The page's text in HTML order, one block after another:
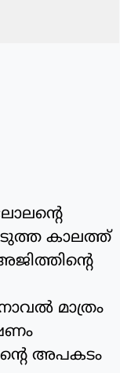
കാലത്ത്
മാത്രം
അപകടം